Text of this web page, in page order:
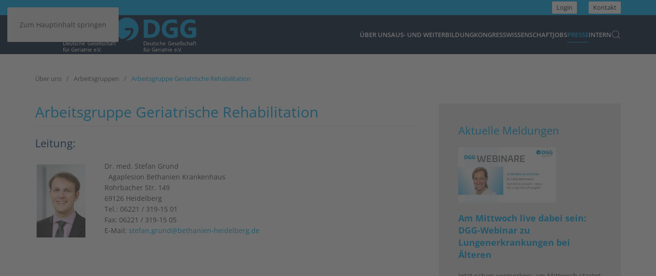
Zum Hauptinhalt springen
Login Kontakt
ÜBER UNSAUS- UND WEITERBILDUNGKONGRESSWISSENSCHAFTJOBSPRESSEINTERN
Über uns Arbeitsgruppen Arbeitsgruppe Geriatrische Rehabilitation
Arbeitsgruppe Geriatrische Rehabilitation
Leitung:
Dr. med. Stefan Grund
Agaplesion Bethanien Krankenhaus
Rohrbacher Str. 149
69126 Heidelberg
Tel.: 06221 / 319-15 01
Fax: 06221 / 319-15 05
E-Mail: stefan.grund@bethanien-heidelberg.de
Aktuelle Meldungen
Am Mittwoch live dabei sein:
DGG-Webinar zu
Lungenerkrankungen bei
Älteren